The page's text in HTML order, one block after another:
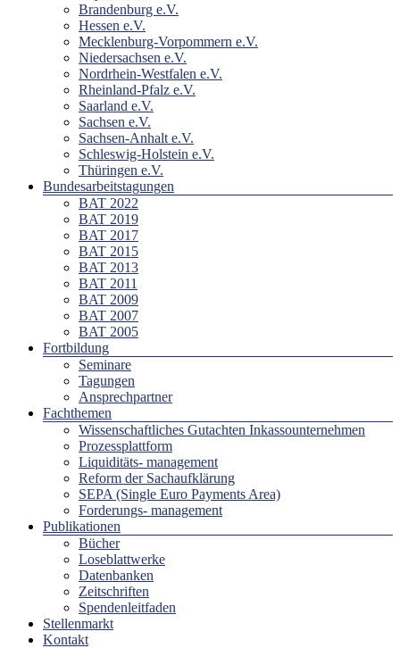
Brandenburg e.V.
Hessen e.V.
Mecklenburg-Vorpommern e.V.
Niedersachsen e.V.
Nordrhein-Westfalen e.V.
Rheinland-Pfalz e.V.
Saarland e.V.
Sachsen e.V.
Sachsen-Anhalt e.V.
Schleswig-Holstein e.V.
Thüringen e.V.
Bundesarbeitstagungen
BAT 2022
BAT 2019
BAT 2017
BAT 2015
BAT 2013
BAT 2011
BAT 2009
BAT 2007
BAT 2005
Fortbildung
Seminare
Tagungen
Ansprechpartner
Fachthemen
Wissenschaftliches Gutachten Inkassounternehmen
Prozessplattform
Liquiditäts- management
Reform der Sachaufklärung
SEPA (Single Euro Payments Area)
Forderungs- management
Publikationen
Bücher
Loseblattwerke
Datenbanken
Zeitschriften
Spendenleitfaden
Stellenmarkt
Kontakt